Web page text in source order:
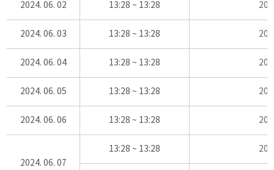
2024. 06. 02 13:28 ~ 13:28
2024. 06. 03 13:28 ~ 13:28
2024. 06. 04 13:28 ~ 13:28
2024. 06. 05 13:28 ~ 13:28
2024. 06. 06 13:28 ~ 13:28
2024. 06. 07
13:28 ~ 13:28